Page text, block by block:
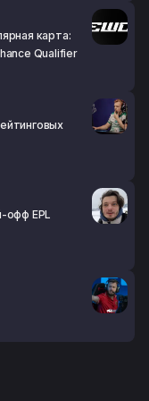
карта:
Qualifier
офф EPL